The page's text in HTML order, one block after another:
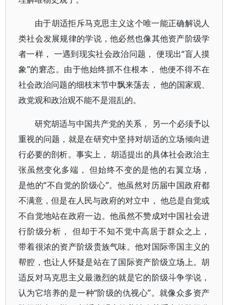
由于胡适拒斥马克思主义这个唯一能正确解说人
类社会发展规律的学说，他必然也像其他资产阶级学
者一样， 一遇到现实社会政治问题， 便现出“盲人摸
象”的窘态。由于他始终抓不住根本， 他便不得不在
社会政治问题的细枝末节中飘来荡去， 他的国家观、
政党观和政治观不能不是混乱的。
研究胡适与中国共产党的关系， 另一个必须予以
重视的问题，就是在研究中坚持对胡适的立场倾向进
行必要的剖析。事实上， 胡适提出的具体社会政治主
张虽然变化多端， 但始终不变的是他的右翼立场，
是他的“不自觉的阶级心”。他虽然对历届中国政府都
不满意，但是在人民与政府的对立中， 他总是自觉或
不自觉地站在政府一边。他虽然不赞成对中国社会进
行阶级分析， 但却于不知不觉中高居于群众之上，
带着很浓的资产阶级贵族气味。他对国际帝国主义的
帮腔，也让人怀疑是站在了国际资产阶级立场上。胡
适反对马克思主义最激烈的就是它的阶级斗争学说，
认为它培养的是一种“阶级的仇视心”。就像众多资产